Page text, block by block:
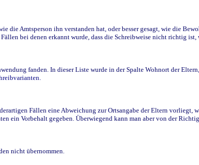
Amtsperson ihn verstanden hat, oder besser gesagt, wie die
bei denen erkannt wurde, dass die Schreibweise nicht richtig ist,
fanden. In dieser Liste wurde in der Spalte Wohnort der
Fällen eine Abweichung zur Ortsangabe der Eltern vorliegt,
ein Vorbehalt gegeben. Überwiegend kann man aber von der
nicht übernommen.